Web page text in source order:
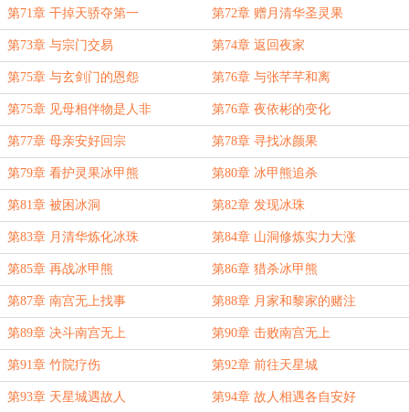
第71章 干掉天骄夺第一 第72章 赠月清华圣灵果
第73章 与宗门交易 第74章 返回夜家
第75章 与玄剑门的恩怨 第76章 与张芊芊和离
第75章 见母相伴物是人非 第76章 夜依彬的变化
第77章 母亲安好回宗 第78章 寻找冰颜果
第79章 看护灵果冰甲熊 第80章 冰甲熊追杀
第81章 被困冰洞 第82章 发现冰珠
第83章 月清华炼化冰珠 第84章 山洞修炼实力大涨
第85章 再战冰甲熊 第86章 猎杀冰甲熊
第87章 南宫无上找事 第88章 月家和黎家的赌注
第89章 决斗南宫无上 第90章 击败南宫无上
第91章 竹院疗伤 第92章 前往天星城
第93章 天星城遇故人 第94章 故人相遇各自安好